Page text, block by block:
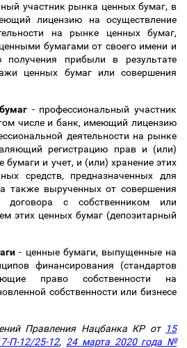
участник рынка ценных бумаг, в
лицензию на осуществление
на рынке ценных бумаг,
бумагами от своего имени и
прибыли в результате
ценных бумаг или совершения
- профессиональный участник
числе и банк, имеющий лицензию
деятельности на рынке
регистрацию прав и (или)
бумаги и учет, и (или) хранение этих
средств, предназначенных для
также вырученных от совершения
договора с собственником или
этих ценных бумаг (депозитарный
- ценные бумаги, выпущенные на
финансирования (стандартов
право собственности на
собственности или бизнесе
Правления Нацбанка КР от 15
П-12/25-12, 24 марта 2020 года №